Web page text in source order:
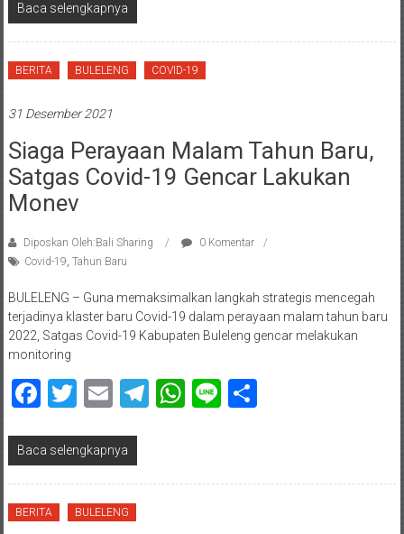
Baca selengkapnya
BERITA BULELENG COVID-19
31 Desember 2021
Siaga Perayaan Malam Tahun Baru,
Satgas Covid-19 Gencar Lakukan
Monev
Diposkan Oleh:Bali Sharing
0 Komentar
Covid-19, Tahun Baru
BULELENG – Guna memaksimalkan langkah strategis mencegah
terjadinya klaster baru Covid-19 dalam perayaan malam tahun baru
2022, Satgas Covid-19 Kabupaten Buleleng gencar melakukan
monitoring
Facebook
Twitter
EmailTelegram
WhatsApp
LineShare
Baca selengkapnya
BERITA BULELENG